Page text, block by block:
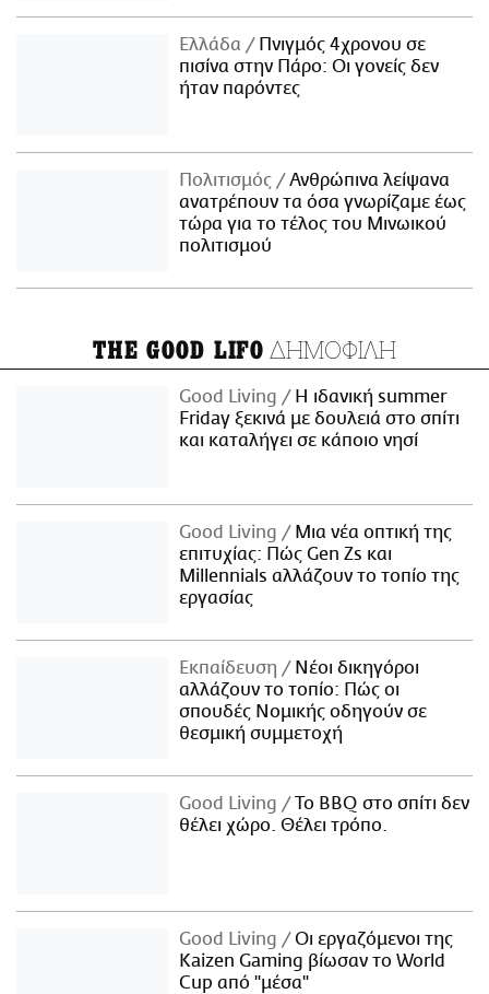
Ελλάδα
Πνιγμός 4χρονου σε
πισίνα στην Πάρο: Οι γονείς δεν
ήταν παρόντες
Πολιτισμός
Ανθρώπινα λείψανα
ανατρέπουν τα όσα γνωρίζαμε έως
τώρα για το τέλος του Μινωικού
πολιτισμού
THE GOOD LIFO ΔΗΜΟΦΙΛΗ
Good Living
Η ιδανική summer
Friday ξεκινά με δουλειά στο σπίτι
και καταλήγει σε κάποιο νησί
Good Living
Μια νέα οπτική της
επιτυχίας: Πώς Gen Zs και
Millennials αλλάζουν το τοπίο της
εργασίας
Εκπαίδευση
Νέοι δικηγόροι
αλλάζουν το τοπίο: Πώς οι
σπουδές Νομικής οδηγούν σε
θεσμική συμμετοχή
Good Living
Το BBQ στο σπίτι δεν
θέλει χώρο. Θέλει τρόπο.
Good Living
Οι εργαζόμενοι της
Kaizen Gaming βίωσαν το World
Cup από "μέσα"